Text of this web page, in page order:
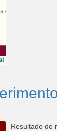
Resultado do